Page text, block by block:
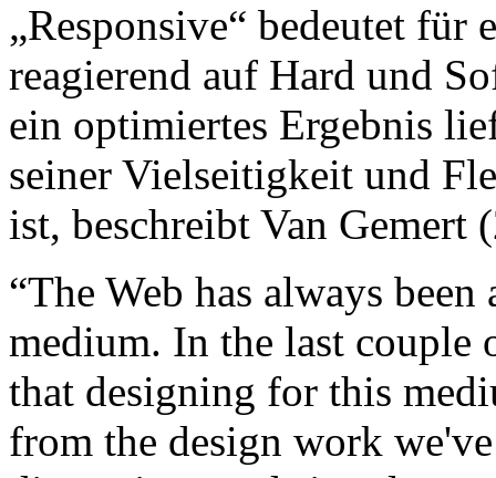
„Responsive“ bedeutet für
reagierend auf Hard und
ein optimiertes Ergebnis
seiner Vielseitigkeit und
ist, beschreibt Van Gemert
“The Web has always
medium. In the last couple
that designing for this
from the design work